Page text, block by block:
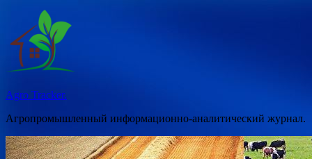
Перейти
содержимому
Agro Tracker.
Агропромышленный информационно-аналитический журнал.